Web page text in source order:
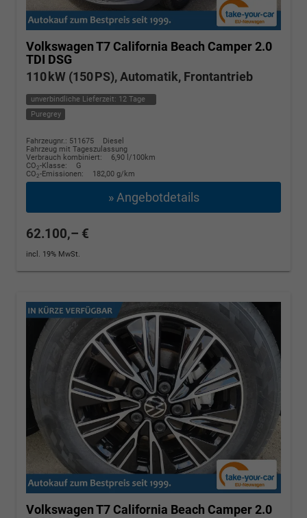
Volkswagen T7 California Beach Camper 2.0
TDI DSG
110 kW (150 PS), Automatik, Frontantrieb
unverbindliche Lieferzeit: 12 Tage
Puregrey
Fahrzeugnr.: 511675
Diesel
Fahrzeug mit Tageszulassung
Verbrauch kombiniert:
6,90 l/100km
CO2-Klasse:
G
CO2-Emissionen: 182,00 g/km
» Angebotdetails
62.100,– €
incl. 19% MwSt.
Volkswagen T7 California Beach Camper 2.0